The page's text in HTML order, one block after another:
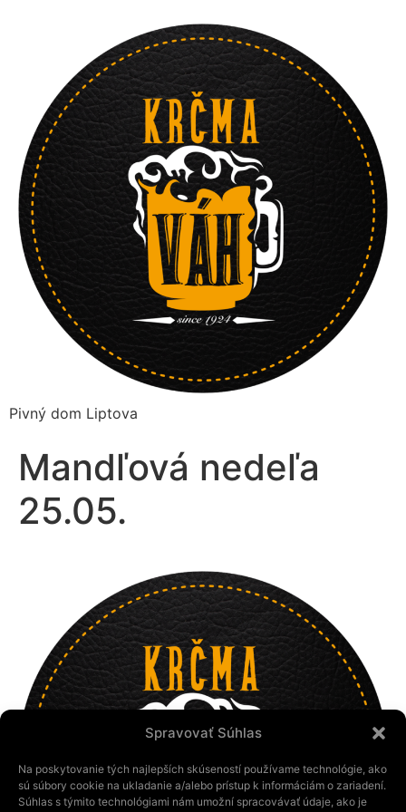
Spravovať Súhlas
Na poskytovanie tých najlepších skúseností používame technológie, ako
sú súbory cookie na ukladanie a/alebo prístup k informáciám o zariadení.
Súhlas s týmito technológiami nám umožní spracovávať údaje, ako je
Pivný dom Liptova
Mandľová nedeľa
25.05.